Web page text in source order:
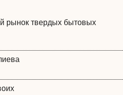
рынок твердых бытовых